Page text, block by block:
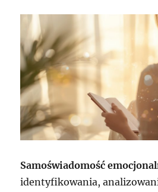
Samoświadomość
identyfikowania,